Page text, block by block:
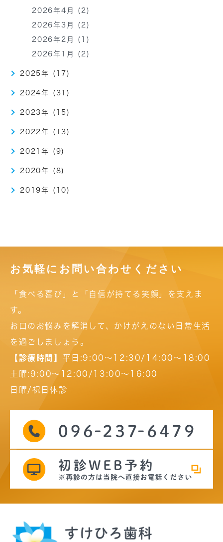
2026年4月 (2)
2026年3月 (2)
2026年2月 (1)
2026年1月 (2)
2025年 (17)
2024年 (31)
2023年 (15)
2022年 (13)
2021年 (9)
2020年 (8)
2019年 (10)
お気軽にお問い合わせください
「食べる喜び」と「自信が持てる笑顔」を支えま
す。
お口のお悩みを解消して、かけがえのない日常生活
を過ごしましょう。
【診療時間】 平日:9:00～12:30/14:00～18:00
土曜:9:00～12:00/13:00～16:00
日曜/祝日休診